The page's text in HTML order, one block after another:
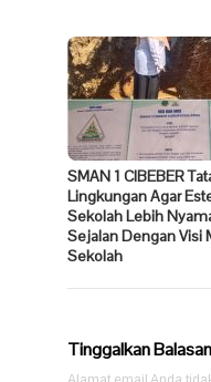
SMAN 1 CIBEBER
Lingkungan Agar
Sekolah Lebih
Sejalan Dengan Visi
Sekolah
Tinggalkan Balasan